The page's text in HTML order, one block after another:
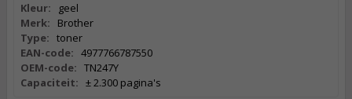
Kleur:
geel
Merk:
Brother
Type: toner
EAN-code: 4977766787550
OEM-code: TN247Y
Capaciteit: ± 2.300 pagina's